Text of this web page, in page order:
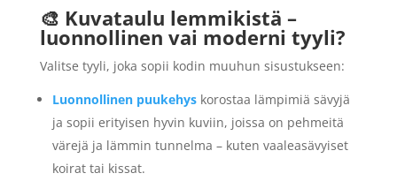
🎨 Kuvataulu lemmikistä –
luonnollinen vai moderni tyyli?
Valitse tyyli, joka sopii kodin muuhun sisustukseen:
Luonnollinen puukehyskorostaa lämpimiä sävyjä
ja sopii erityisen hyvin kuviin, joissa on pehmeitä
värejä ja lämmin tunnelma – kuten vaaleasävyiset
koirat tai kissat.